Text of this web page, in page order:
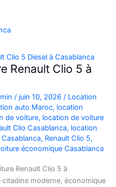
Renault Clio 5 à
/ juin 10, 2026 / Location
auto Maroc, location
de voiture, location de voiture
Clio Casablanca, location
, Renault Clio 5,
économique Casablanca
Renault Clio 5 à
citadine moderne, économique